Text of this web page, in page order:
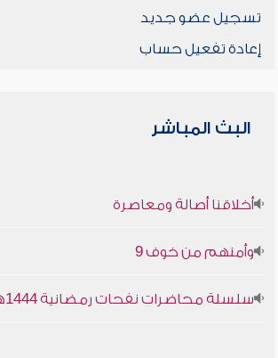
تسجيل عضو جديد
إعادة تفعيل حساب
البث المباشر
أخلاقنا أصالة ومعاصرة
وأمنهم من خوف 9
سلسلة محاضرات نفحات رمضانية 1444هـ